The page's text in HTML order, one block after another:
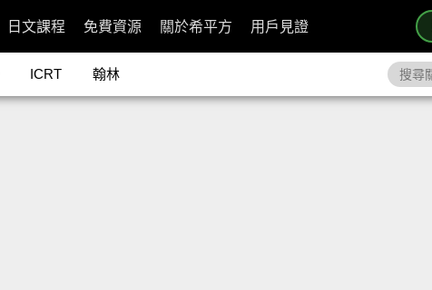
日文課程 免費資源 關於希平方 用戶見證
ICRT 翰林